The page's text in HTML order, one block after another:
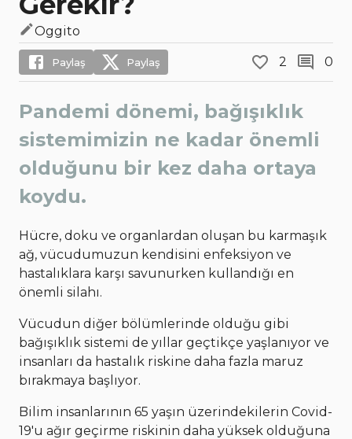
Oggito
Paylaş Paylaş 2 0
Pandemi dönemi, bağışıklık
sistemimizin ne kadar önemli
olduğunu bir kez daha ortaya
koydu.
Hücre, doku ve organlardan oluşan bu karmaşık
ağ, vücudumuzun kendisini enfeksiyon ve
hastalıklara karşı savunurken kullandığı en
önemli silahı.
Vücudun diğer bölümlerinde olduğu gibi
bağışıklık sistemi de yıllar geçtikçe yaşlanıyor ve
insanları da hastalık riskine daha fazla maruz
bırakmaya başlıyor.
Bilim insanlarının 65 yaşın üzerindekilerin Covid-
19'u ağır geçirme riskinin daha yüksek olduğuna